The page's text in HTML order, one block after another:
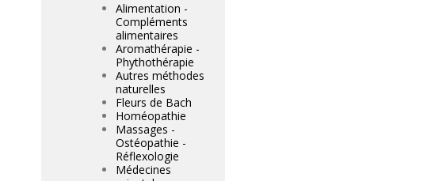
Alimentation -
Compléments
alimentaires
Aromathérapie -
Phythothérapie
Autres méthodes
naturelles
Fleurs de Bach
Homéopathie
Massages -
Ostéopathie -
Réflexologie
Médecines